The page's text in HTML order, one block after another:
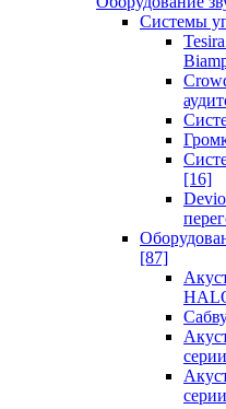
Системы
[16]
[87]